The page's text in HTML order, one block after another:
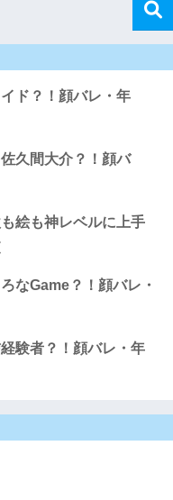
ド？！顔バレ・年
久間大介？！顔バ
絵も神レベルに上手
なGame？！顔バレ・
験者？！顔バレ・年